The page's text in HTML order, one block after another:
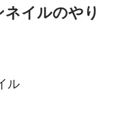
イルのやり